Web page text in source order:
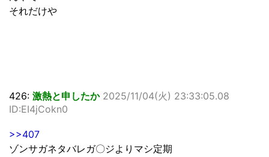
それだけや
426: 激熱と申したか 2025/11/04(火) 23:33:05.08
ID:EI4jCokn0
>>407
ゾンサガネタバレガ〇ジよりマシ定期